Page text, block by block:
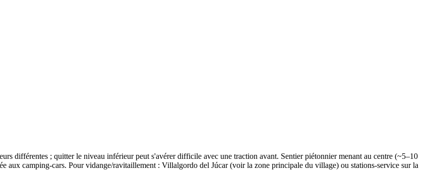
différentes ; quitter le niveau inférieur peut s'avérer difficile avec une traction avant. Sentier piétonnier menant au centre (~5–10
aux camping-cars. Pour vidange/ravitaillement : Villalgordo del Júcar (voir la zone principale du village) ou stations-service sur la